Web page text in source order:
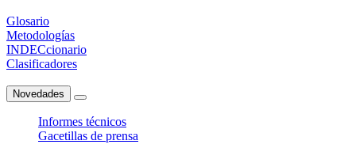
Glosario
Metodologías
INDECcionario
Clasificadores
Novedades
Informes técnicos
Gacetillas de prensa